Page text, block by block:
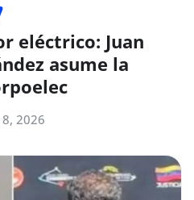
eléctrico: Juan
asume la
2026